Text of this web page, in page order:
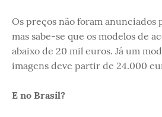
Os preços não foram anunciados
mas sabe-se que os modelos de
abaixo de 20 mil euros. Já um
imagens deve partir de 24.000
E no Brasil?